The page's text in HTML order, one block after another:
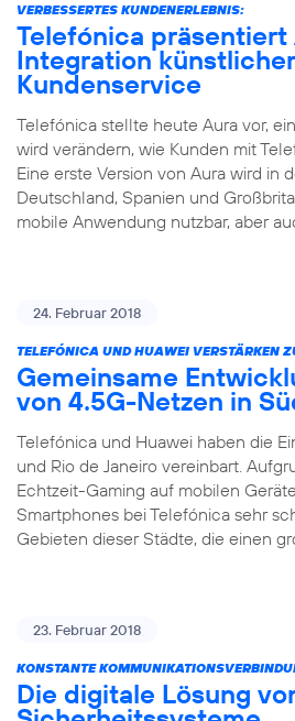
VERBESSERTES KUNDENERLEBNIS:
Telefónica
Integration
Kundenservice
Telefónica stellte heute Aura vor,
wird verändern, wie Kunden mit
Eine erste Version von Aura wird in
Deutschland, Spanien und
mobile Anwendung nutzbar, aber
24. Februar 2018
TELEFÓNICA UND HUAWEI VERSTÄRKEN
Gemeinsame
von 4.5G-Netzen in
Telefónica und Huawei haben die
und Rio de Janeiro vereinbart.
Echtzeit-Gaming auf mobilen
Smartphones bei Telefónica sehr
Gebieten dieser Städte, die einen
23. Februar 2018
KONSTANTE
Die digitale Lösung